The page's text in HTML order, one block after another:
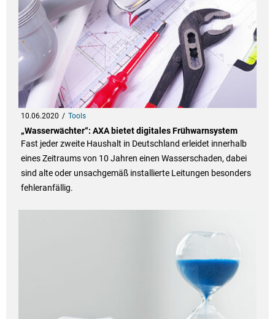
10.06.2020 Tools
„Wasserwächter“: AXA bietet digitales Frühwarnsystem
Fast jeder zweite Haushalt in Deutschland erleidet innerhalb
eines Zeitraums von 10 Jahren einen Wasserschaden, dabei
sind alte oder unsachgemäß installierte Leitungen besonders
fehleranfällig.